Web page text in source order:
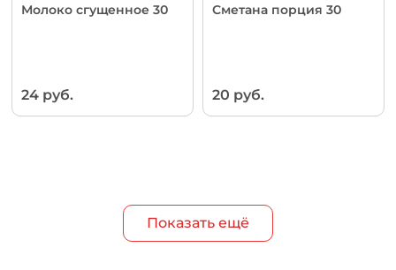
Молоко сгущенное 30
24 руб.
Сметана порция 30
20 руб.
Показать ещё